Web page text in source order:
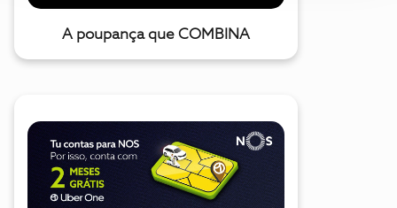
A poupança que COMBINA